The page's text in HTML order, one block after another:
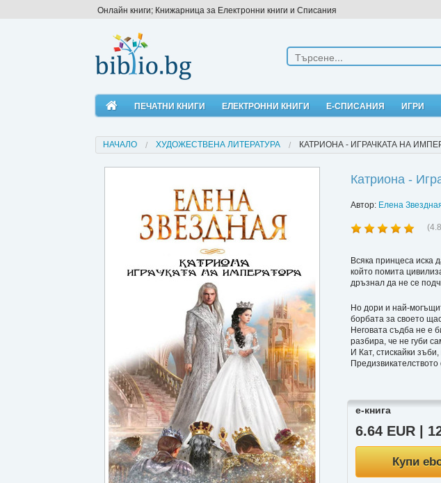
Онлайн книги; Книжарница за Електронни книги и Списания
ПЕЧАТНИ КНИГИ ЕЛЕКТРОННИ КНИГИ Е-СПИСАНИЯ ИГРИ
НАЧАЛО ХУДОЖЕСТВЕНА ЛИТЕРАТУРА КАТРИОНА - ИГРАЧКАТА НА
Катриона -
Автор: Елена
(
Всяка принцеса иска
който помита
дръзнал да не се
Но дори и най-
борбата за своето
Неговата съдба не е
разбира, че не губи
И Кат, стискайки
е-книга
6.64 EUR |
Купи